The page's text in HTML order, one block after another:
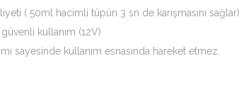
( 50ml hacimli tüpün 3 sn de karışmasını sağlar)
kullanım (12V)
sayesinde kullanım esnasında hareket etmez.